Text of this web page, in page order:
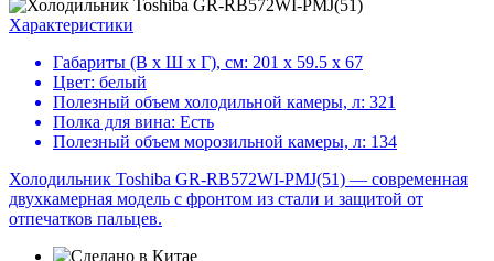
Характеристики
Габариты (В х Ш х Г), см: 201 х 59.5 х 67
Цвет: белый
Полезный объем холодильной камеры, л: 321
Полка для вина: Есть
Полезный объем морозильной камеры, л: 134
Холодильник Toshiba GR-RB572WI-PMJ(51) — современная
двухкамерная модель с фронтом из стали и защитой от
отпечатков пальцев.